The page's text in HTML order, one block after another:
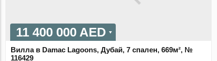
11 400 000 AED
Вилла в Damac Lagoons, Дубай, 7 спален, 669м², №
116429